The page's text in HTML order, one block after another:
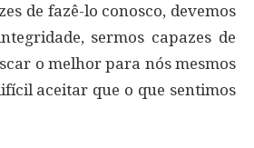
de fazê-lo conosco, devemos
sermos capazes de
o melhor para nós mesmos
aceitar que o que sentimos